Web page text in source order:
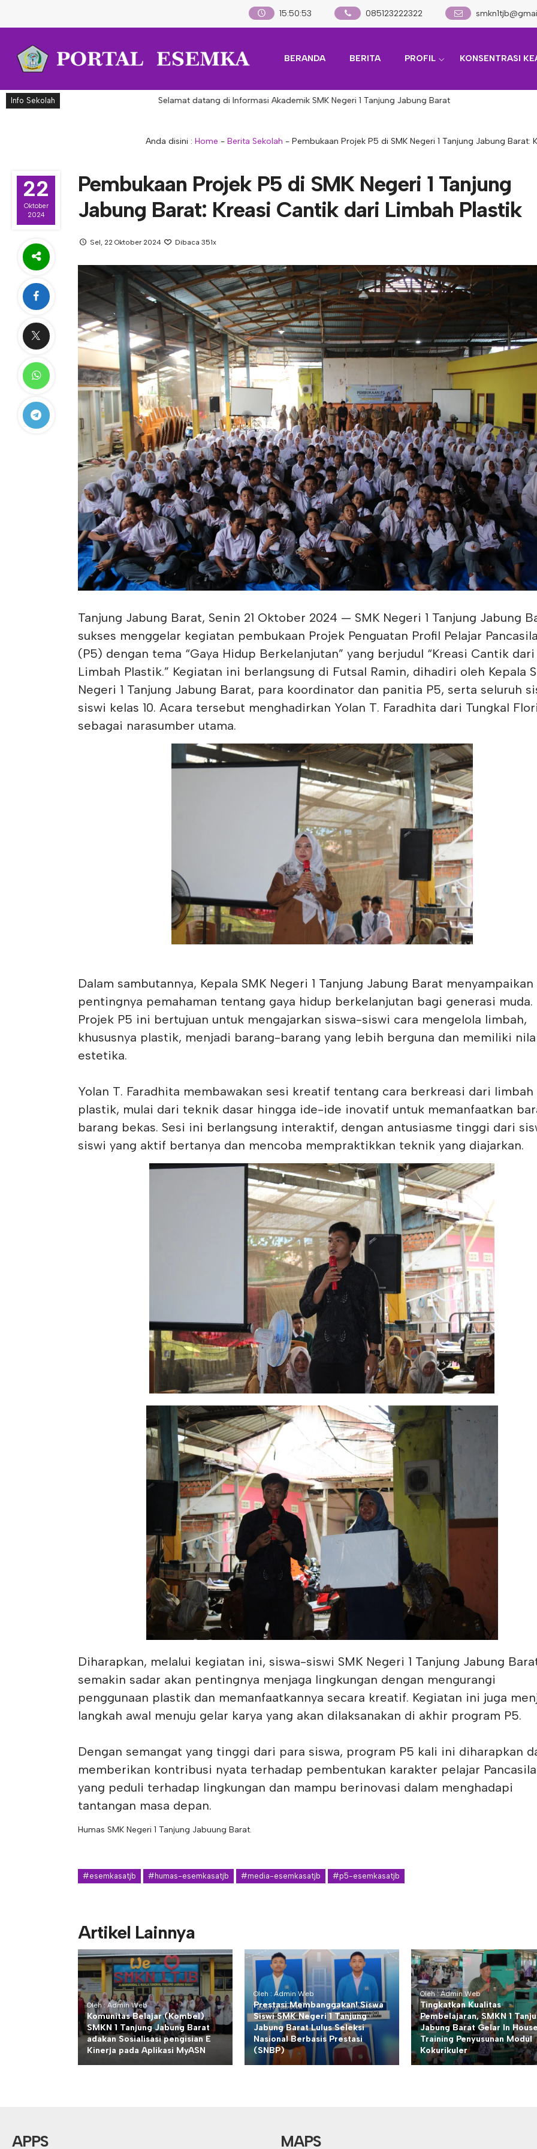
15:50:55 085123222322
BERANDA BERITA PROFIL KONSENTRASI
Info Sekolah Selamat datang di Informasi Akademik SMK Negeri 1 Tanjung Jabung Barat
Anda disini : Home - Berita Sekolah - Pembukaan Projek P5 di SMK Negeri 1 Tanjung Jabung Barat:
22
Oktober
2024
Pembukaan Projek P5 di SMK Negeri 1 Tanjung
Jabung Barat: Kreasi Cantik dari Limbah Plastik
Sel, 22 Oktober 2024 Dibaca 351x
Tanjung Jabung Barat, Senin 21 Oktober 2024 — SMK Negeri 1 Tanjung Jabung
sukses menggelar kegiatan pembukaan Projek Penguatan Profil Pelajar Pancasila
(P5) dengan tema “Gaya Hidup Berkelanjutan” yang berjudul “Kreasi Cantik dari
Limbah Plastik.” Kegiatan ini berlangsung di Futsal Ramin, dihadiri oleh Kepala
Negeri 1 Tanjung Jabung Barat, para koordinator dan panitia P5, serta seluruh
siswi kelas 10. Acara tersebut menghadirkan Yolan T. Faradhita dari Tungkal
sebagai narasumber utama.
Dalam sambutannya, Kepala SMK Negeri 1 Tanjung Jabung Barat menyampaikan
pentingnya pemahaman tentang gaya hidup berkelanjutan bagi generasi muda.
Projek P5 ini bertujuan untuk mengajarkan siswa-siswi cara mengelola limbah,
khususnya plastik, menjadi barang-barang yang lebih berguna dan memiliki
estetika.
Yolan T. Faradhita membawakan sesi kreatif tentang cara berkreasi dari limbah
plastik, mulai dari teknik dasar hingga ide-ide inovatif untuk memanfaatkan
barang bekas. Sesi ini berlangsung interaktif, dengan antusiasme tinggi dari
siswi yang aktif bertanya dan mencoba mempraktikkan teknik yang diajarkan.
Diharapkan, melalui kegiatan ini, siswa-siswi SMK Negeri 1 Tanjung Jabung
semakin sadar akan pentingnya menjaga lingkungan dengan mengurangi
penggunaan plastik dan memanfaatkannya secara kreatif. Kegiatan ini juga
langkah awal menuju gelar karya yang akan dilaksanakan di akhir program P5.
Dengan semangat yang tinggi dari para siswa, program P5 kali ini diharapkan
memberikan kontribusi nyata terhadap pembentukan karakter pelajar Pancasila
yang peduli terhadap lingkungan dan mampu berinovasi dalam menghadapi
tantangan masa depan.
Humas SMK Negeri 1 Tanjung Jabuung Barat.
#esemkasatjb #humas-esemkasatjb #media-esemkasatjb #p5-esemkasatjb
Artikel Lainnya
Oleh : Admin Web
Komunitas Belajar (Kombel)
SMKN 1 Tanjung Jabung Barat
adakan Sosialisasi pengisian E
Kinerja pada Aplikasi MyASN
Oleh : Admin Web
Prestasi Membanggakan! Siswa
Siswi SMK Negeri 1 Tanjung
Jabung Barat Lulus Seleksi
Nasional Berbasis Prestasi
(SNBP)
Oleh : Admin Web
Tingkatkan Kualitas
Pembelajaran, SMKN 1
Jabung Barat Gelar In
Training Penyusunan Modul
Kokurikuler
APPS MAPS